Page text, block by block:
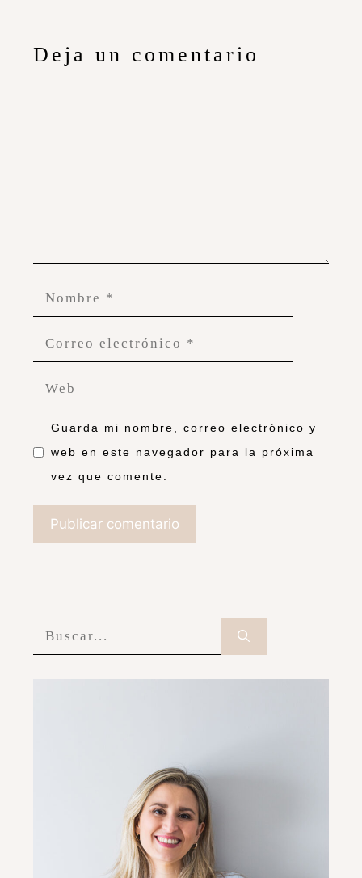
Deja un comentario
Guarda mi nombre, correo electrónico y
web en este navegador para la próxima
vez que comente.